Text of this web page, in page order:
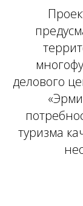
делового
туризма